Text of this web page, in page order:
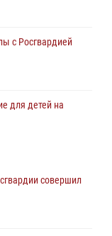
с Росгвардией
для детей на
совершил